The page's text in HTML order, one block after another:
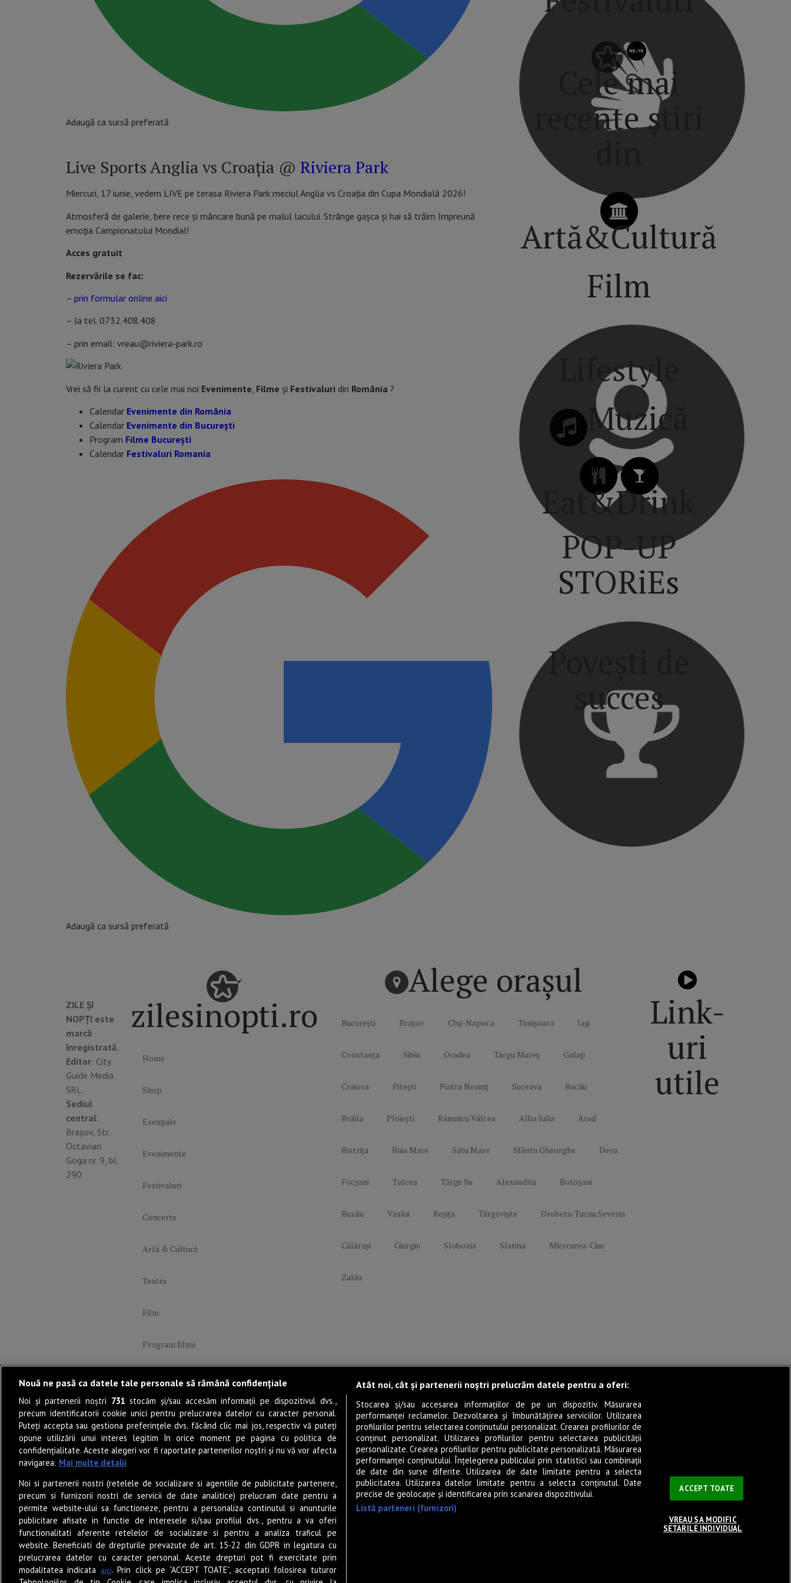
Adaugă ca sursă preferată
Live Sports Anglia vs Croația @ Riviera Park
Miercuri, 17 iunie, vedem LIVE pe terasa Riviera Park meciul Anglia vs Croația din Cupa Mondială 2026!
Atmosferă de galerie, bere rece și mâncare bună pe malul lacului. Strânge gașca și hai să trăim împreună
emoția Campionatului Mondial!
Acces gratuit
Rezervările se fac:
– prin formular online aici
– la tel. 0732.408.408
– prin email: vreau@riviera-park.ro
Vrei să fii la curent cu cele mai noi Evenimente Filme și Festivaluri din România ?
Calendar Evenimente din România
Calendar Evenimente din București
Program Filme București
Calendar Festivaluri Romania
Adaugă ca sursă preferată
Cele mai
recente știri
Artă&Cultură
Film
Lifestyle
Muzică
Eat&Drink
POP-UP
STORiEs
Povești de
succes
ZILE ȘI
NOPȚI este
marcă
înregistrată.
Editor: City
Guide Media
SRL.
Sediul
central:
Brașov, Str.
Octavian
Goga nr. 9, bl.
290
zilesinopti.ro
Home
Shop
Esențiale
Evenimente
Festivaluri
Concerte
Artă & Cultură
Teatru
Film
Program filme
PoveștiDeSucces
Muzică
Eat & Drink
POP-UP Stories
Junior
Alege orașul
București Brașov Cluj-Napoca Timișoara Iași
Constanța Sibiu Oradea Târgu Mureș Galați
Craiova Pitești Piatra Neamț Suceava Bacău
Brăila Ploiești Râmnicu Vâlcea Alba Iulia Arad
Bistrița Baia Mare Satu Mare Sfântu Gheorghe Deva
Focșani Tulcea Târgu Jiu Alexandria Botoșani
Buzău Vaslui Reșița Târgoviște Drobeta-Turnu Severin
Călărași Giurgiu Slobozia Slatina Miercurea-Ciuc
Zalău
Link-
uri
utile
Nouă ne pasă ca datele tale personale să rămână confidențiale
Noi și partenerii noștri 731 stocăm și/sau accesăm informații pe dispozitivul dvs.,
precum identificatorii cookie unici pentru prelucrarea datelor cu caracter personal.
Puteți accepta sau gestiona preferințele dvs. făcând clic mai jos, respectiv vă puteți
opune utilizării unui interes legitim în orice moment pe pagina cu politica de
confidențialitate. Aceste alegeri vor fi raportate partenerilor noștri și nu vă vor afecta
navigarea. Mai multe detalii
Noi si partenerii nostri (retelele de socializare si agentiile de publicitate partenere,
precum si furnizorii nostri de servicii de date analitice) prelucram date pentru a
permite website-ului sa functioneze, pentru a personaliza continutul si anunturile
publicitare afisate in functie de interesele si/sau profilul dvs., pentru a va oferi
functionalitati aferente retelelor de socializare si pentru a analiza traficul pe
website. Beneficiati de drepturile prevazute de art. 15-22 din GDPR in legatura cu
prelucrarea datelor cu caracter personal. Aceste drepturi pot fi exercitate prin
modalitatea indicata aici. Prin click pe “ACCEPT TOATE”, acceptati folosirea tuturor
Atât noi, cât și partenerii noștri prelucrăm datele pentru a oferi:
Stocarea și/sau accesarea informațiilor de pe un dispozitiv. Măsurarea
performanței reclamelor. Dezvoltarea și îmbunătățirea serviciilor. Utilizarea
profilurilor pentru selectarea conținutului personalizat. Crearea profilurilor de
conținut personalizat. Utilizarea profilurilor pentru selectarea publicității
personalizate. Crearea profilurilor pentru publicitate personalizată. Măsurarea
performanței conținutului. Înțelegerea publicului prin statistici sau combinații
de date din surse diferite. Utilizarea de date limitate pentru a selecta
publicitatea. Utilizarea datelor limitate pentru a selecta conținutul. Date
precise de geolocație și identificarea prin scanarea dispozitivului.
Listă parteneri (furnizori)
ACCEPT TOATE
VREAU SA MODIFIC
SETARILE INDIVIDUAL